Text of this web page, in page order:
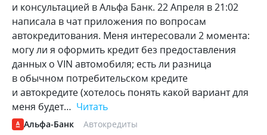
и консультацией в Альфа Банк. 22 Апреля в 21:02
написала в чат приложения по вопросам
автокредитования. Меня интересовали 2 момента:
могу ли я оформить кредит без предоставления
данных о VIN автомобиля; есть ли разница
в обычном потребительском кредите
и автокредите (хотелось понять какой вариант для
меня будет… Читать
Альфа-Банк Автокредиты